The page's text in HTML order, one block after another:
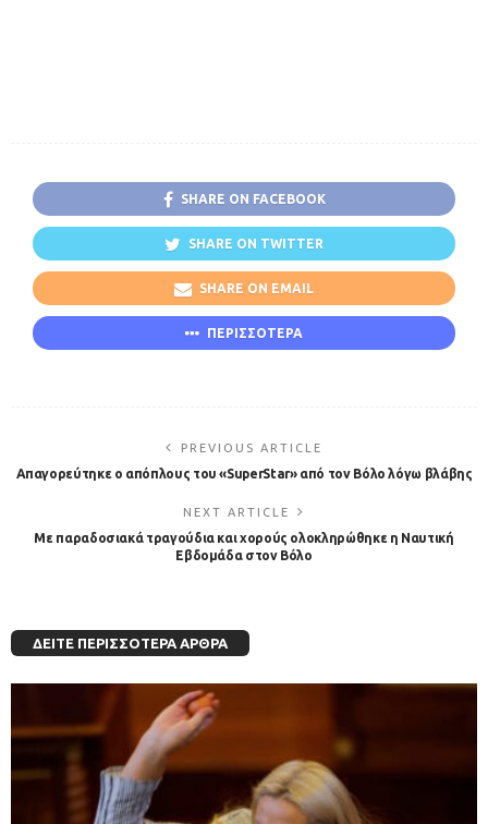
SHARE ON FACEBOOK
SHARE ON TWITTER
SHARE ON EMAIL
ΠΕΡΙΣΣΟΤΕΡΑ
PREVIOUS ARTICLE
Απαγορεύτηκε ο απόπλους του «SuperStar» από τον Βόλο λόγω βλάβης
NEXT ARTICLE
Με παραδοσιακά τραγούδια και χορούς ολοκληρώθηκε η Ναυτική
Εβδομάδα στον Βόλο
ΔΕΊΤΕ ΠΕΡΙΣΣΌΤΕΡΑ ΆΡΘΡΑ